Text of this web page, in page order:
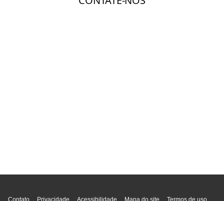
Contato Privacidade Acessibilidade Mapa do site Termos de uso